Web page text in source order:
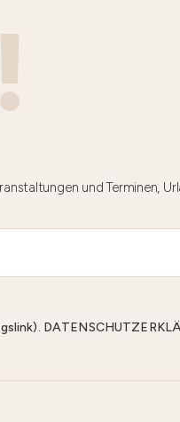
und Terminen,